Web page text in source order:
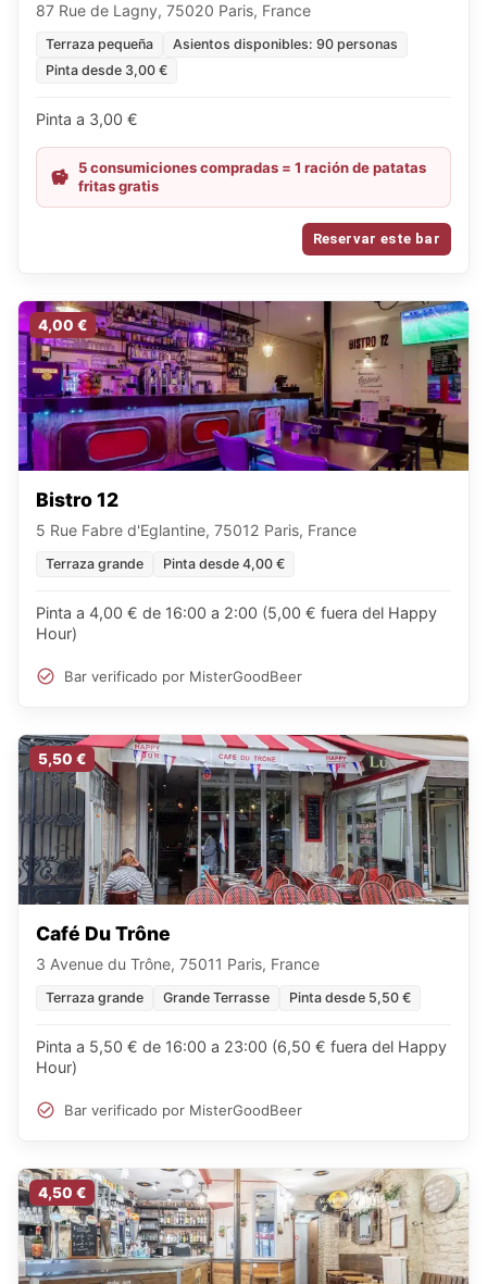
87 Rue de Lagny, 75020 Paris, France
Terraza pequeña
Asientos disponibles: 90 personas
Pinta desde 3,00 €
Pinta a 3,00 €
5 consumiciones compradas = 1 ración de patatas
fritas gratis
Reservar este bar
4,00 €
Bistro 12
5 Rue Fabre d'Eglantine, 75012 Paris, France
Terraza grande Pinta desde 4,00 €
Pinta a 4,00 € de 16:00 a 2:00 (5,00 € fuera del Happy
Hour)
Bar verificado por MisterGoodBeer
5,50 €
Café Du Trône
3 Avenue du Trône, 75011 Paris, France
Terraza grande Grande Terrasse Pinta desde 5,50 €
Pinta a 5,50 € de 16:00 a 23:00 (6,50 € fuera del Happy
Hour)
Bar verificado por MisterGoodBeer
4,50 €